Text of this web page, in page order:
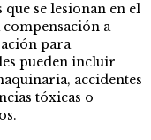
se lesionan en el
a
para
pueden incluir
accidentes
tóxicas o